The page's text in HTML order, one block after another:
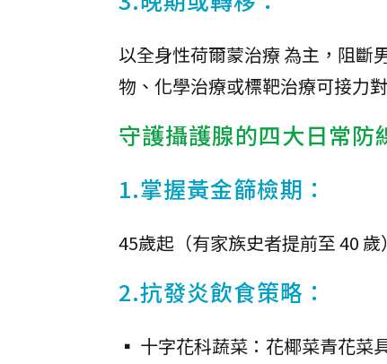
以全身性荷爾蒙治療 為主，阻斷
物、化學治療或標靶治療可接力
守護攝護腺的四大日常防
1.掌握黃金篩檢期：
45歲起（有家族史者提前至 40
2.抗發炎飲食策略：
▪️ 十字花科蔬菜：花椰菜青花菜